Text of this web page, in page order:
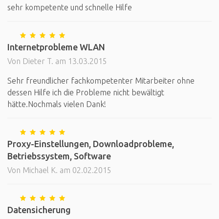
sehr kompetente und schnelle Hilfe
Internetprobleme WLAN
Von Dieter T. am 13.03.2015
Sehr freundlicher fachkompetenter Mitarbeiter ohne
dessen Hilfe ich die Probleme nicht bewältigt
hätte.Nochmals vielen Dank!
Proxy-Einstellungen, Downloadprobleme,
Betriebssystem, Software
Von Michael K. am 02.02.2015
Datensicherung